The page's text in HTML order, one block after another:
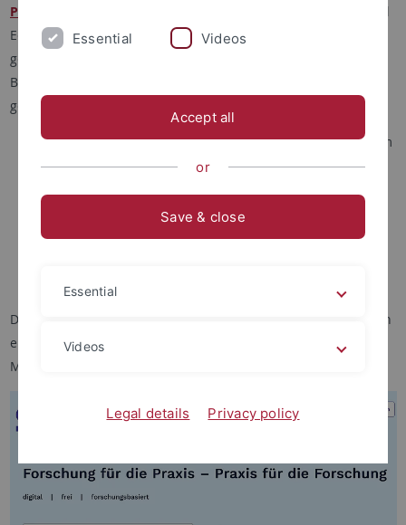
Portal duo (digital und offen)
des Tübingen Center for Digital
Education entwickelt. Auf dem Portal werden wissenschaftlich
geprüfte und praxiserprobte Materialien für die
Bildungsgemeinschaft und Lehrkräftebildung zur Verfügung
gestellt:
Kompaktberichte mit aktuellen Forschungsbefunden zum
Lehren mit und über Technologien
Erklärvideos
Themen
Die Materialien sind frei zugänglich und sollen dazu beitragen
einen forschungsbasierten Unterricht mit und über digitale
Medien zu erklären, zu ermöglichen und zu exemplifizieren.
Essential Videos
Accept all
or
Save & close
Essential
Videos
Legal details Privacy policy